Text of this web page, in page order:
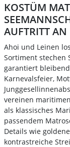
KOSTÜM
UFTRITT AN
Ahoi und Leinen
Sortiment stechen
garantiert
Karnevalsfeier,
vereinen
als klassisches
passendem
Details wie
kontrastreiche